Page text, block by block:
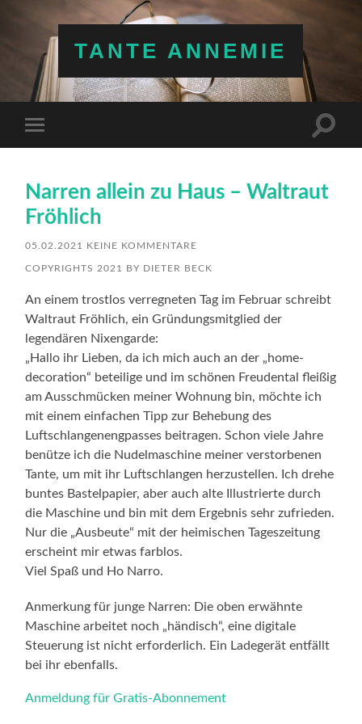
TANTE ANNEMIE
Menü
Narren allein zu Haus – Waltraut
Fröhlich
05.02.2021 KEINE KOMMENTARE
COPYRIGHTS 2021 BY DIETER BECK
An einem trostlos verregneten Tag im Februar schreibt
Waltraut Fröhlich, ein Gründungsmitglied der
legendären Nixengarde:
„Hallo ihr Lieben, da ich mich auch an der „home-
decoration“ beteilige und im schönen Freudental fleißig
am Ausschmücken meiner Wohnung bin, möchte ich
mit einem einfachen Tipp zur Behebung des
Luftschlangenengpasses beitragen. Schon viele Jahre
benütze ich die Nudelmaschine meiner verstorbenen
Tante, um mit ihr Luftschlangen herzustellen. Ich drehe
buntes Bastelpapier, aber auch alte Illustrierte durch
die Maschine und bin mit dem Ergebnis sehr zufrieden.
Nur die „Ausbeute“ mit der heimischen Tageszeitung
erscheint mir etwas farblos.
Viel Spaß und Ho Narro.
Anmerkung für junge Narren: Die oben erwähnte
Maschine arbeitet noch „händisch“, eine digitale
Steuerung ist nicht erforderlich. Ein Ladegerät entfällt
bei ihr ebenfalls.
Anmeldung für Gratis-Abonnement